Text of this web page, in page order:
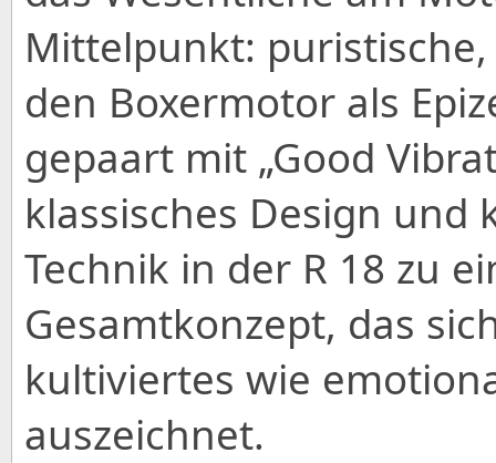
Mittelpunkt:
den Boxermotor als
gepaart mit „Good
klassisches Design und
Technik in der R 18 zu
Gesamtkonzept, das
kultiviertes wie
auszeichnet.